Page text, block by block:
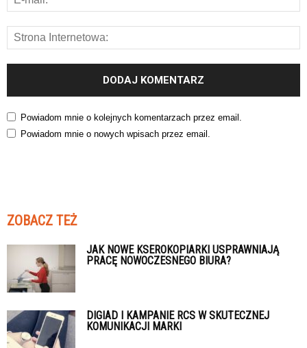
Powiadom mnie o kolejnych komentarzach przez email.
Powiadom mnie o nowych wpisach przez email.
ZOBACZ TEŻ
JAK NOWE KSEROKOPIARKI USPRAWNIAJĄ
PRACĘ NOWOCZESNEGO BIURA?
DIGIAD I KAMPANIE RCS W SKUTECZNEJ
KOMUNIKACJI MARKI